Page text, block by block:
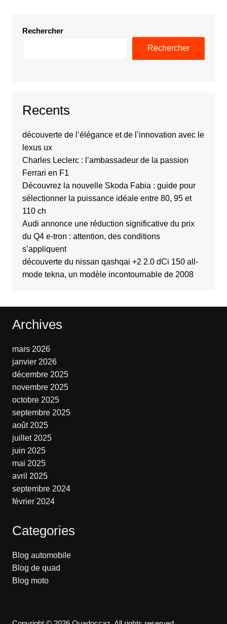
Rechercher
Rechercher
Recents
découverte de l’élégance et de l’innovation avec le
lexus ux
Charles Leclerc : l’ambassadeur de la passion
Ferrari en F1
Découvrez la nouvelle Skoda Fabia : guide pour
sélectionner la puissance idéale entre 80, 95 et
110 ch
Audi annonce une réduction significative du prix
du Q4 e-tron : attention, des conditions
s’appliquent
découverte du nissan qashqai +2 2.0 dCi 150 all-
mode tekna, un modèle incontournable de 2008
Archives
mars 2026
janvier 2026
décembre 2025
novembre 2025
octobre 2025
septembre 2025
août 2025
juillet 2025
juin 2025
mai 2025
avril 2025
septembre 2024
février 2024
Categories
Blog automobile
Blog de quad
Blog moto